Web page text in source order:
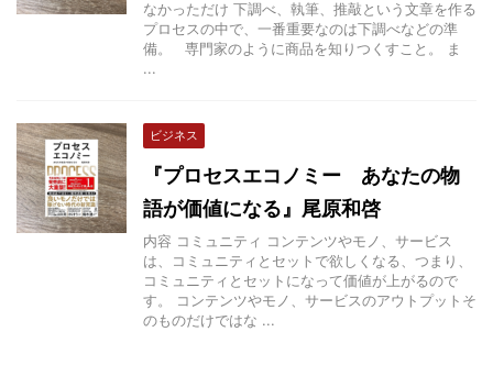
なかっただけ 下調べ、執筆、推敲という文章を作る
プロセスの中で、一番重要なのは下調べなどの準
備。 専門家のように商品を知りつくすこと。 ま
...
ビジネス
『プロセスエコノミー あなたの物
語が価値になる』尾原和啓
内容 コミュニティ コンテンツやモノ、サービス
は、コミュニティとセットで欲しくなる、つまり、
コミュニティとセットになって価値が上がるので
す。 コンテンツやモノ、サービスのアウトプットそ
のものだけではな ...